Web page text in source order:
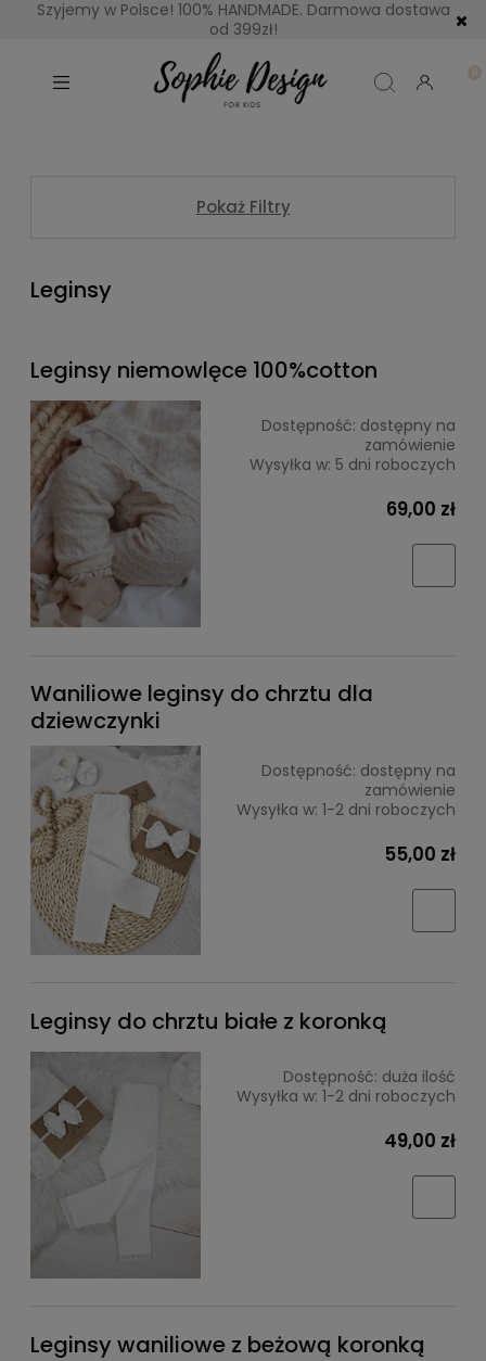
Szyjemy w Polsce! 100% HANDMADE. Darmowa dostawa
od 399zł!
Pokaż Filtry
Leginsy
Leginsy niemowlęce 100%cotton
Dostępność: dostępny na
zamówienie
Wysyłka w: 5 dni roboczych
69,00 zł
Waniliowe leginsy do chrztu dla
dziewczynki
Dostępność: dostępny na
zamówienie
Wysyłka w: 1-2 dni roboczych
55,00 zł
Leginsy do chrztu białe z koronką
Dostępność: duża ilość
Wysyłka w: 1-2 dni roboczych
49,00 zł
Leginsy waniliowe z beżową koronką